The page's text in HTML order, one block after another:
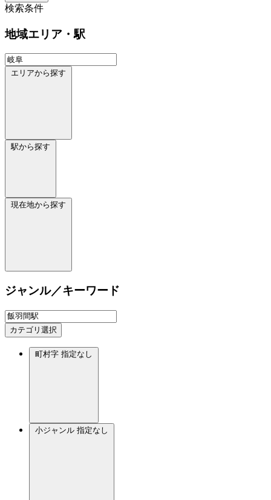
検索条件
地域エリア・駅
エリアから探す
駅から探す
現在地から探す
ジャンル／キーワード
カテゴリ選択
町村字 指定なし
小ジャンル 指定なし